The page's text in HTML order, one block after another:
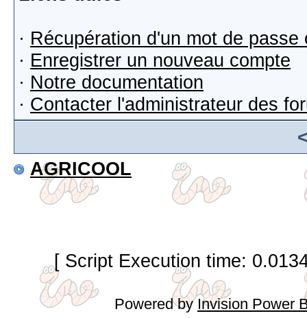
· Récupération d'un mot de passe
· Enregistrer un nouveau compte
· Notre documentation
· Contacter l'administrateur des
AGRICOOL
[ Script Execution time:
Powered byInvision Power